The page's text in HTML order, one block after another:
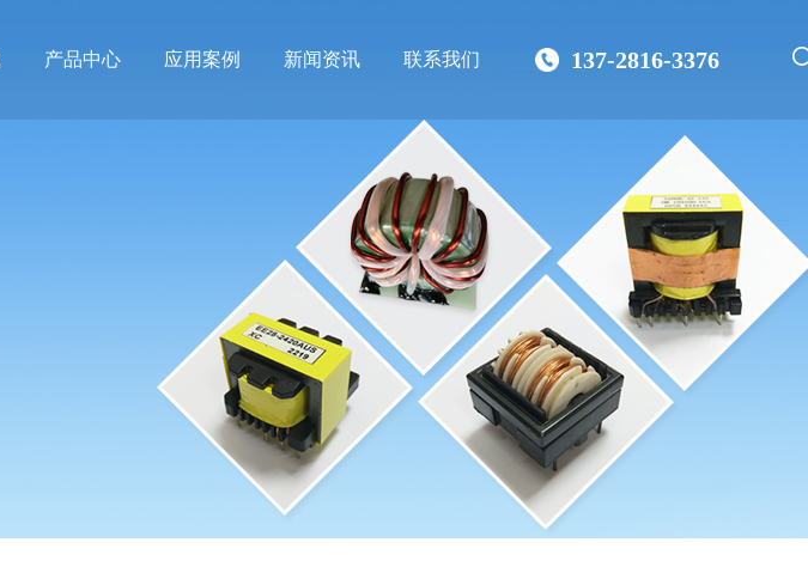
137-2816-3376
产品中心 应用案例 新闻资讯 联系我们